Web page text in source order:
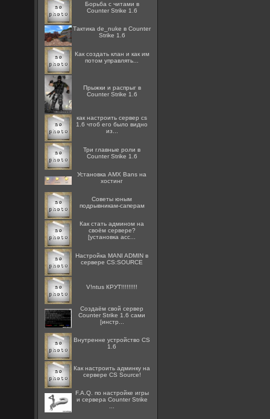
Борьба с читами в
Counter Strike 1.6
Тактика de_nuke в Counter
Strike 1.6
Как создать клан и как им
потом управлять...
Прыжки и распрыг в
Counter Strike 1.6
как настроить сервер cs
1.6 чтоб его было видно
из...
Три главные роли в
Counter Strike 1.6
Установка AMX Bans на
хостинг
Советы юным
подрывникам-саперам
Как стать админом на
своём сервере?
[установка acc...
Настройка MANI ADMIN в
сервере CS:SOURCE
V!ntus КРУТ!!!!!!!!!
Создаём свой сервер
Counter Strike 1.6 сами
[инстр...
Внутренне устройство CS
1.6
Как настроить админку на
сервере CS Source!
F.A.Q. по настройке игры
и сервера Counter Strike